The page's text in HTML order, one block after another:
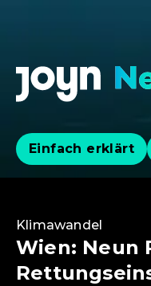
Einfach erklärt
Klimawandel
Wien: Neun